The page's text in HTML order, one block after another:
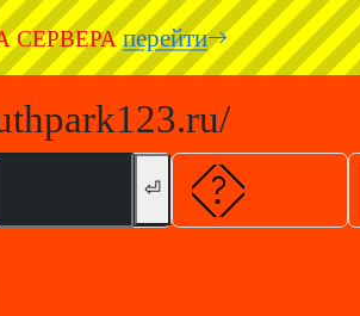
СЕРВЕРАперейти
⏎